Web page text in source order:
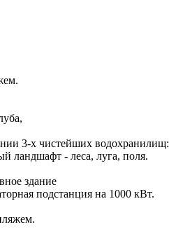
3-х чистейших водохранилищ:
ландшафт - леса, луга, поля.
здание
подстанция на 1000 кВт.